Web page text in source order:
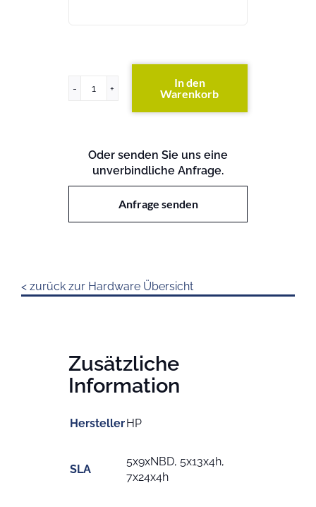
HP
EI
Switch
w/2
Slts
In den
Warenkorb
Oder senden Sie uns eine
unverbindliche Anfrage.
Anfrage senden
< zurück zur Hardware Übersicht
Zusätzliche
Information
HerstellerHP
SLA
5x9xNBD, 5x13x4h,
7x24x4h